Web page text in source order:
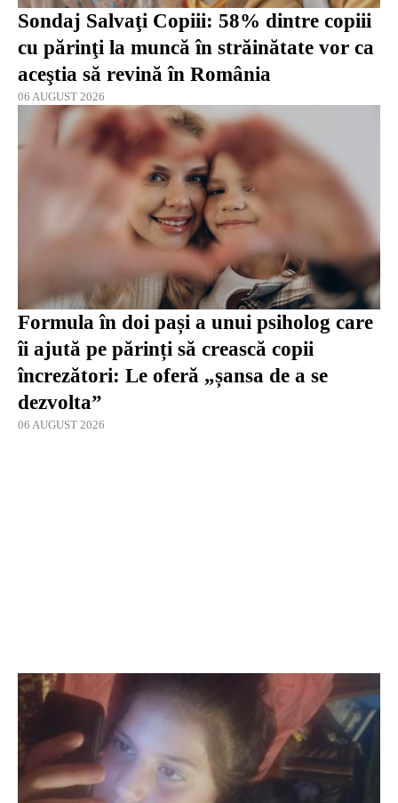
Sondaj Salvaţi Copiii: 58% dintre copiii
cu părinţi la muncă în străinătate vor ca
aceştia să revină în România
06 AUGUST 2026
Formula în doi pași a unui psiholog care
îi ajută pe părinți să crească copii
încrezători: Le oferă „șansa de a se
dezvolta”
06 AUGUST 2026